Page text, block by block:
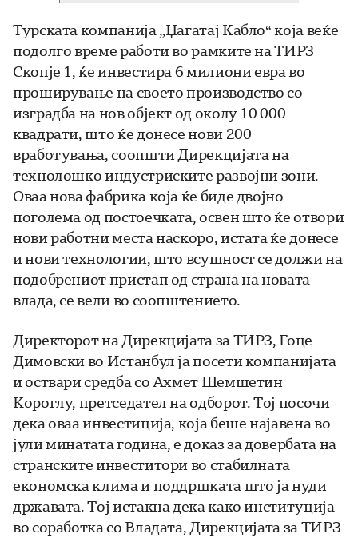
Турската компанија „Џагатај Кабло“ која веќе
подолго време работи во рамките на ТИРЗ
Скопје 1, ќе инвестира 6 милиони евра во
проширување на своето производство со
изградба на нов објект од околу 10 000
квадрати, што ќе донесе нови 200
вработувања, соопшти Дирекцијата на
технолошко индустриските развојни зони.
Оваа нова фабрика која ќе биде двојно
поголема од постоечката, освен што ќе отвори
нови работни места наскоро, истата ќе донесе
и нови технологии, што всушност се должи на
подобрениот пристап од страна на новата
влада, се вели во соопштението.
Директорот на Дирекцијата за ТИРЗ, Гоце
Димовски во Истанбул ја посети компанијата
и оствари средба со Ахмет Шемшетин
Короглу, претседател на одборот. Toj посочи
дека оваа инвестиција, која беше најавена во
јули минатата година, е доказ за довербата на
странските инвеститори во стабилната
економска клима и поддршката што ја нуди
државата. Тој истакна дека како институција
во соработка со Владата, Дирекцијата за ТИРЗ